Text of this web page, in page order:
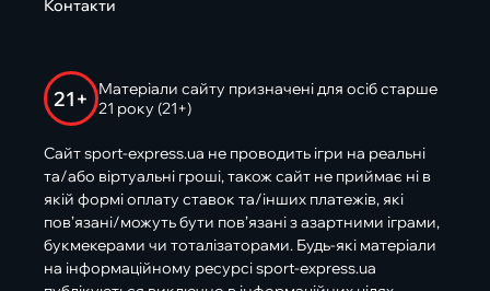
Контакти
21+
Матеріали сайту призначені для осіб старше
21 року (21+)
Сайт sport-express.ua не проводить ігри на реальні
та/або віртуальні гроші, також сайт не приймає ні в
якій формі оплату ставок та/інших платежів, які
пов’язані/можуть бути пов’язані з азартними іграми,
букмекерами чи тоталізаторами. Будь-які матеріали
на інформаційному ресурсі sport-express.ua